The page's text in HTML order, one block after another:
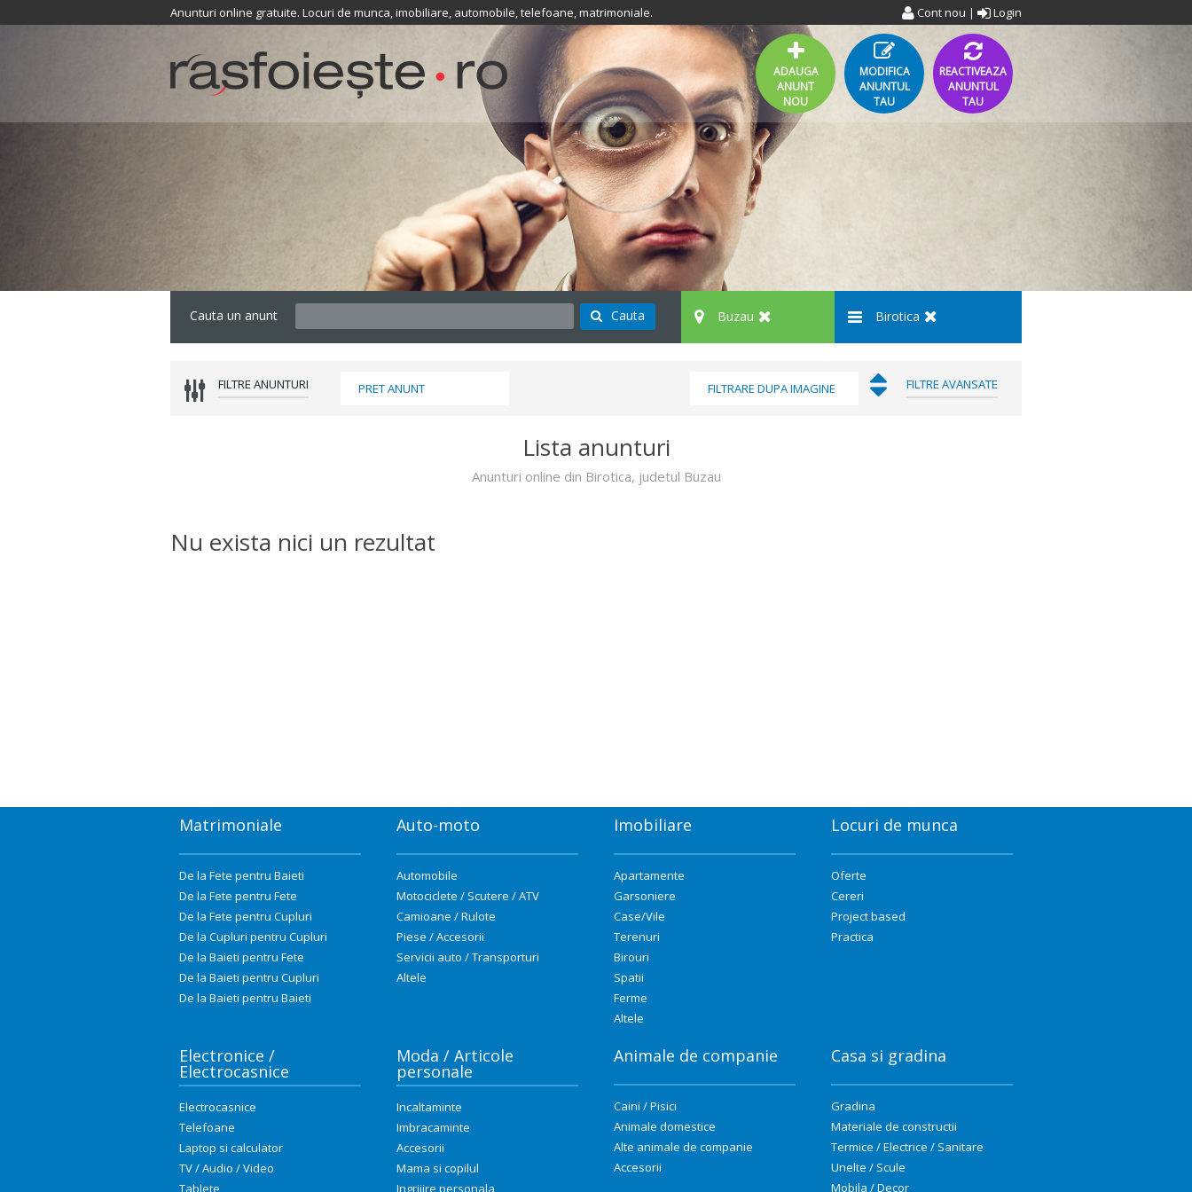
Anunturi online gratuite. Locuri de munca, imobiliare, automobile, telefoane, matrimoniale. Cont nou | Login
ADAUGA
ANUNT
NOU
MODIFICA
ANUNTUL
TAU
REACTIVEAZA
ANUNTUL
TAU
Cauta un anunt Cauta Buzau Birotica
FILTRE ANUNTURI PRET ANUNT FILTRARE DUPA IMAGINE FILTRE AVANSATE
Lista anunturi
Anunturi online din Birotica, judetul Buzau
Nu exista nici un rezultat
Matrimoniale
De la Fete pentru Baieti
De la Fete pentru Fete
De la Fete pentru Cupluri
De la Cupluri pentru Cupluri
De la Baieti pentru Fete
De la Baieti pentru Cupluri
De la Baieti pentru Baieti
Auto-moto
Automobile
Motociclete / Scutere / ATV
Camioane / Rulote
Piese / Accesorii
Servicii auto / Transporturi
Altele
Imobiliare
Apartamente
Garsoniere
Case/Vile
Terenuri
Birouri
Spatii
Ferme
Altele
Locuri de munca
Oferte
Cereri
Project based
Practica
Electronice /
Electrocasnice
Electrocasnice
Telefoane
Laptop si calculator
TV / Audio / Video
Tablete
Moda / Articole
personale
Incaltaminte
Imbracaminte
Accesorii
Mama si copilul
Ingrijire personala
Animale de companie
Caini / Pisici
Animale domestice
Alte animale de companie
Accesorii
Casa si gradina
Gradina
Materiale de constructii
Termice / Electrice / Sanitare
Unelte / Scule
Mobila / Decor